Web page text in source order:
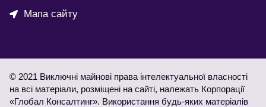
Мапа сайту
© 2021 Виключні майнові права інтелектуальної власності
на всі матеріали, розміщені на сайті, належать Корпорації
«Глобал Консалтинг». Використання будь-яких матеріалів